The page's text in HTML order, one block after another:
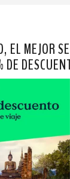
EL MEJOR
DE